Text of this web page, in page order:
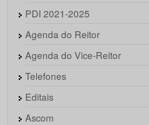
PDI 2021-2025
Agenda do Reitor
Agenda do Vice-Reitor
Telefones
Editais
Ascom